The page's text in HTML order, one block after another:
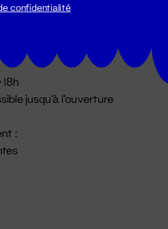
jusqu'à l'ouverture
:
confidentialité